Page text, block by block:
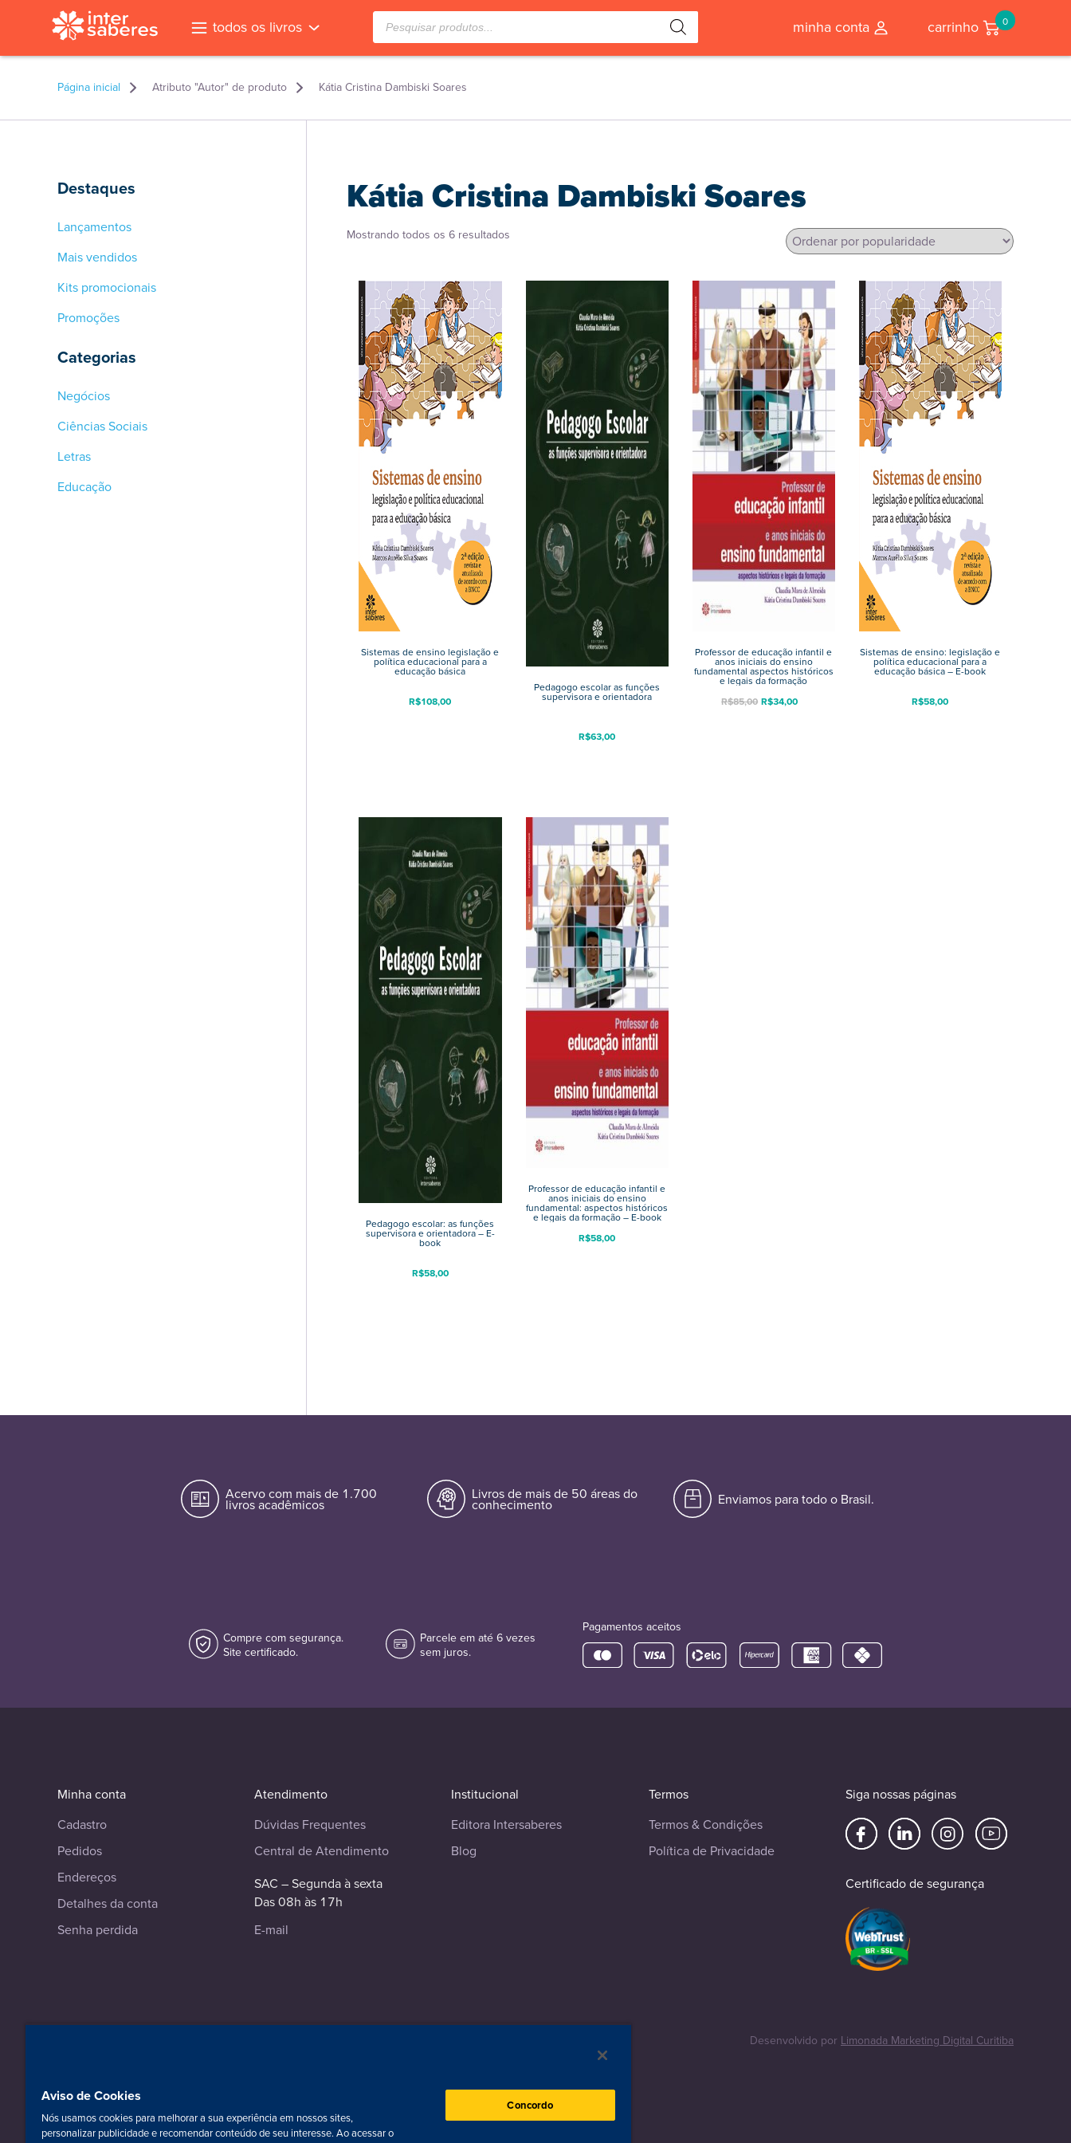
todos os livros Pesquisar
produtos minha conta carrinho 0
Página inicial Atributo "Autor" de produto Kátia Cristina Dambiski Soares
Destaques
Lançamentos
Mais vendidos
Kits promocionais
Promoções
Categorias
Negócios
Ciências Sociais
Letras
Educação
Kátia Cristina Dambiski Soares
Mostrando todos os 6 resultados
Sistemas de ensino legislação e
política educacional para a
educação básica
R$108,00
Pedagogo escolar as funções
supervisora e orientadora
R$63,00
Professor de educação infantil e
anos iniciais do ensino
fundamental aspectos históricos
e legais da formação
R$85,00 R$34,00
Sistemas de ensino: legislação e
política educacional para a
educação básica – E-book
R$58,00
Pedagogo escolar: as funções
supervisora e orientadora – E-
book
R$58,00
Professor de educação infantil e
anos iniciais do ensino
fundamental: aspectos históricos
e legais da formação – E-book
R$58,00
Acervo com mais de 1.700
livros acadêmicos
Livros de mais de 50 áreas do
conhecimento Enviamos para todo o Brasil.
Compre com segurança.
Site certificado.
Parcele em até 6 vezes
sem juros.
Pagamentos aceitos
Minha conta
Cadastro
Pedidos
Endereços
Detalhes da conta
Senha perdida
Atendimento
Dúvidas Frequentes
Central de Atendimento
SAC – Segunda à sexta
Das 08h às 17h
E-mail
Institucional
Editora Intersaberes
Blog
Termos
Termos & Condições
Política de Privacidade
Siga nossas páginas
Certificado de segurança
Desenvolvido por Limonada Marketing Digital Curitiba
Aviso de Cookies
Nós usamos cookies para melhorar a sua experiência em nossos sites,
personalizar publicidade e recomendar conteúdo de seu interesse. Ao acessar o
Concordo